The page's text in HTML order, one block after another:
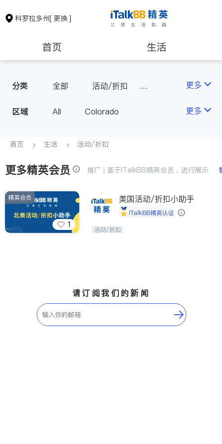
科罗拉多州[ 更换 ]
首页 生活
房地产租售
教育
非盈利组织
分类 全部
活动/折扣
更多
区域 All Colorado 更多
首页 生活 活动/折扣
更多精英会员 推广 | 基于iTalkBB精英会员，进行展示
1
精英会员 美国活动/折扣小助手
iTalkBB精英认证
iTalkBB精英 官方账号。您的美国生活
活动/折扣
请订阅我们的新闻